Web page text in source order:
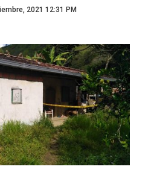
2021 12:31 PM